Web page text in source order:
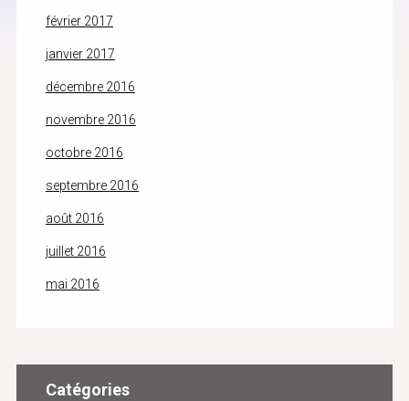
février 2017
janvier 2017
décembre 2016
novembre 2016
octobre 2016
septembre 2016
août 2016
juillet 2016
mai 2016
Catégories